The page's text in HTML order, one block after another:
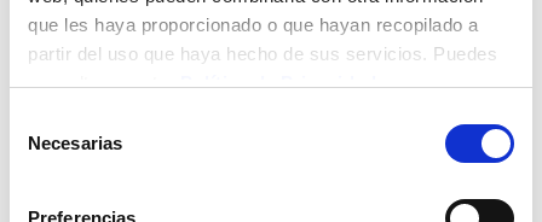
que les haya proporcionado o que hayan recopilado a
partir del uso que haya hecho de sus servicios. Puedes
consultar nuestraPolítica de Privacidad
Necesarias
Preferencias
combustible de buques implementado por
la Organización Marítima Internacional (OMI) en enero
de 2020. Este nuevo límite supone una reducción del
producidas por los buques.
prevenir la lluvia ácida y la acidificación de los océanos,